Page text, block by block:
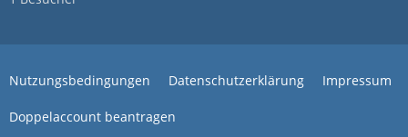
Nutzungsbedingungen Datenschutzerklärung Impressum
Doppelaccount beantragen